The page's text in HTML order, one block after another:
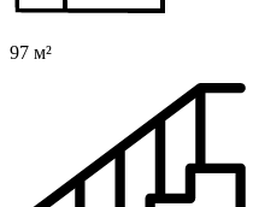
97 м²